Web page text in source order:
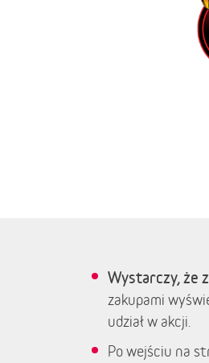
Wystarczy, że
zakupami
udział w akcji.
Po wejściu na